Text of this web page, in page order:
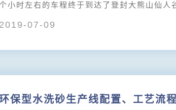
个小时左右的车程终于到达了登封大熊山仙人
2019-07-09
保型水洗砂生产线配置、工艺流程